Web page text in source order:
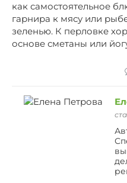
как самостоятельное
гарнира к мясу или
зеленью. К перловке
основе сметаны или